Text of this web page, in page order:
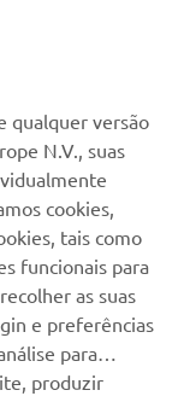
ESTÁ
serão os
qualquer versão
N.V., suas
cookies,
tais como
funcionais para
as suas
e preferências
para
produzir